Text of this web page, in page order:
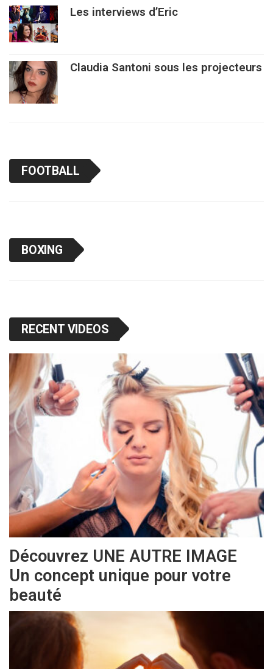
Les interviews d’Eric
Claudia Santoni sous les projecteurs
FOOTBALL
BOXING
RECENT VIDEOS
Découvrez UNE AUTRE IMAGE
Un concept unique pour votre
beauté